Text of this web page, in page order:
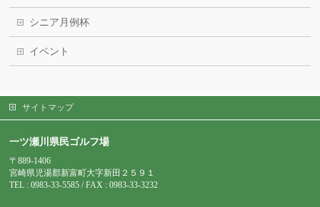
シニア月例杯
イベント
サイトマップ
一ツ瀬川県民ゴルフ場
〒889-1406
宮崎県児湯郡新富町大字新田２５９１
TEL : 0983-33-5585 / FAX : 0983-33-3232